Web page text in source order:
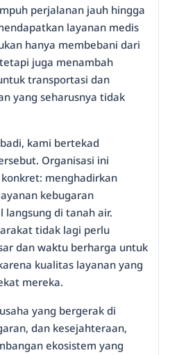
perjalanan jauh hingga
layanan medis
hanya membebani dari
juga menambah
transportasi dan
yang seharusnya tidak
kami bertekad
Organisasi ini
menghadirkan
kebugaran
di tanah air.
tidak lagi perlu
dan waktu berharga untuk
kualitas layanan yang
mereka.
yang bergerak di
dan kesejahteraan,
ekosistem yang